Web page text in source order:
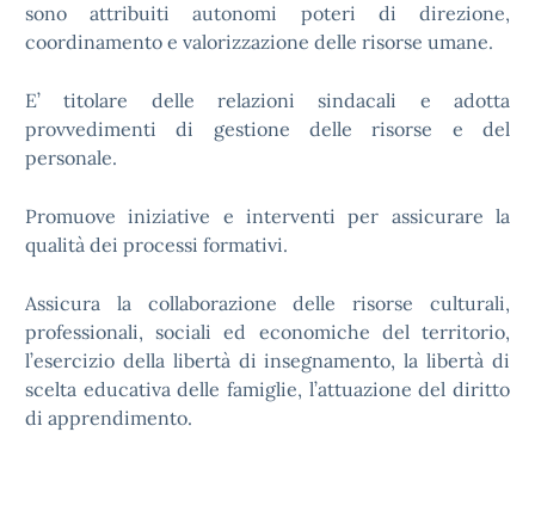
sono attribuiti autonomi poteri di direzione,
coordinamento e valorizzazione delle risorse umane.
E’ titolare delle relazioni sindacali e adotta
provvedimenti di gestione delle risorse e del
personale.
Promuove iniziative e interventi per assicurare la
qualità dei processi formativi.
Assicura la collaborazione delle risorse culturali,
professionali, sociali ed economiche del territorio,
l’esercizio della libertà di insegnamento, la libertà di
scelta educativa delle famiglie, l’attuazione del diritto
di apprendimento.